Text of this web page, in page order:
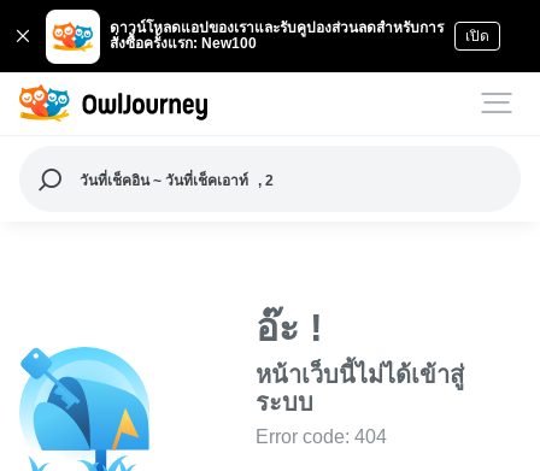
ดาวน์โหลดแอปของเราและรับคูปองส่วนลดสำหรับการ
สั่งซื้อครั้งแรก: New100
เปิด
วันที่เช็คอิน ~ วันที่เช็คเอาท์ , 2
อ๊ะ !
หน้าเว็บนี้ไม่ได้เข้าสู่
ระบบ
Error code: 404